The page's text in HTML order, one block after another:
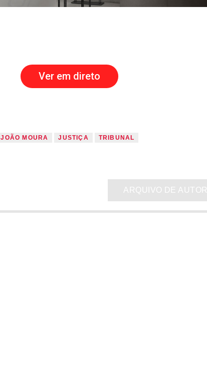
Ver em direto
JOÃO MOURA JUSTIÇA TRIBUNAL
ARQUIVO DE AUTOR